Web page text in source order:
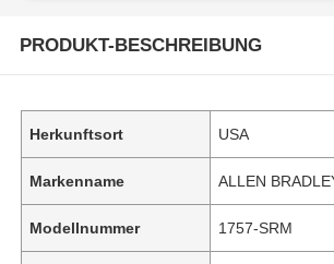
PRODUKT-BESCHREIBUNG
Herkunftsort USA
Markenname ALLEN
Modellnummer 1757-SRM